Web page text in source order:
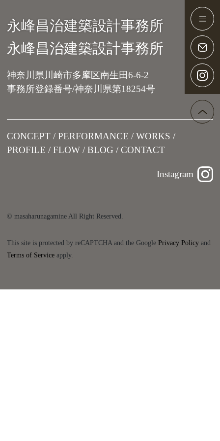
Main Navigation
永峰昌治建築設計事務所
永峰昌治建築設計事務所
神奈川県川崎市多摩区南生田6-6-2
事務所登録番号/神奈川県第18254号
CONCEPT PERFORMANCE
WORKS
PROFILE
FLOW BLOG CONTACT
Instagram
© masaharunagamine All Right Reserved.
This site is protected by reCAPTCHA and the GooglePrivacy Policy and
Terms of Service apply.